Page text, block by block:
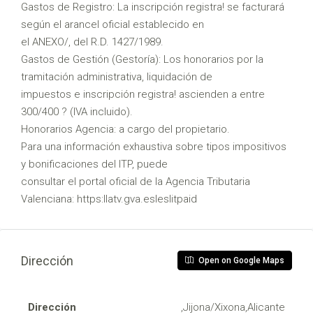
Gastos de Registro: La inscripción registra! se facturará
según el arancel oficial establecido en
el ANEXO/, del R.D. 1427/1989.
Gastos de Gestión (Gestoría): Los honorarios por la
tramitación administrativa, liquidación de
impuestos e inscripción registra! ascienden a entre
300/400 ? (IVA incluido).
Honorarios Agencia: a cargo del propietario.
Para una información exhaustiva sobre tipos impositivos
y bonificaciones del ITP, puede
consultar el portal oficial de la Agencia Tributaria
Valenciana: https:llatv.gva.esleslitpaid
Dirección Open on Google Maps
Dirección ,Jijona/Xixona,Alicante